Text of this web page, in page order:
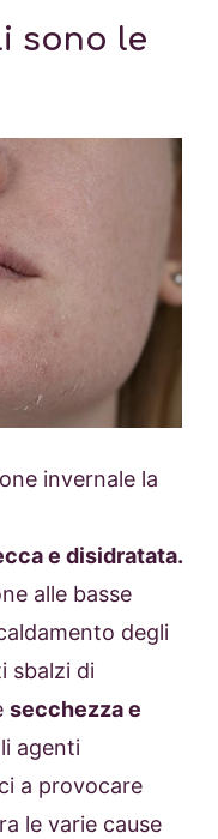
sono le
invernale la
e disidratata.
alle basse
degli
sbalzi di
secchezza e
agenti
a provocare
le varie cause